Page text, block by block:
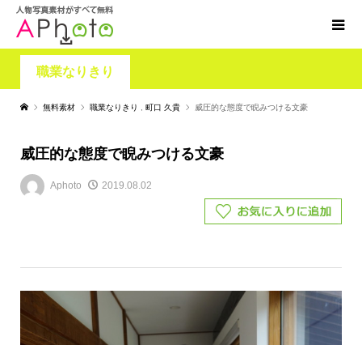
職業なりきり
無料素材 職業なりきり 町口 久貴 威圧的な態度で睨みつける文豪
威圧的な態度で睨みつける文豪
Aphoto 2019.08.02